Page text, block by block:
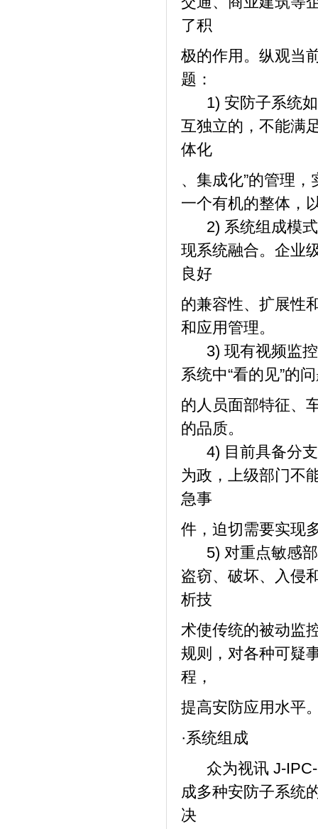
了积
极的作用。纵观当
题：
1) 安防子系统如
互独立的，不能满
体化
、集成化”的管理
一个有机的整体，
2) 系统组成模式
现系统融合。企业
良好
的兼容性、扩展性
和应用管理。
3) 现有视频监控
系统中“看的见”的
的人员面部特征、
的品质。
4) 目前具备分支
为政，上级部门不
急事
件，迫切需要实现
5) 对重点敏感部
盗窃、破坏、入侵
析技
术使传统的被动监
规则，对各种可疑
程，
提高安防应用水平
·系统组成
众为视讯 J-IPC-
成多种安防子系统
决